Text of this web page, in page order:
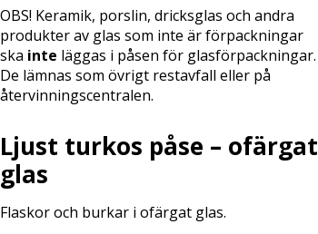
OBS! Keramik, porslin, dricksglas och andra
produkter av glas som inte är förpackningar
ska inte läggas i påsen för glasförpackningar.
De lämnas som övrigt restavfall eller på
återvinningscentralen.
Ljust turkos påse – ofärgat
glas
Flaskor och burkar i ofärgat glas.